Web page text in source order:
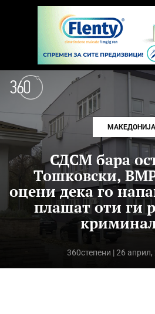
МАКЕДОНИЈА
СДСМ бара
Тошковски,
оцени дека го
плашат оти ги
360степени | 26 април,